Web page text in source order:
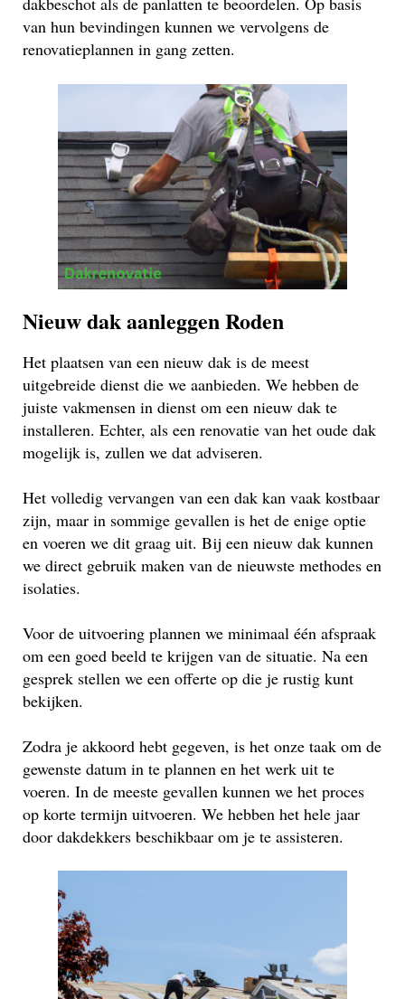
van hun bevindingen kunnen we vervolgens de
renovatieplannen in gang zetten.
Nieuw dak aanleggen Roden
Het plaatsen van een nieuw dak is de meest
uitgebreide dienst die we aanbieden. We hebben de
juiste vakmensen in dienst om een nieuw dak te
installeren. Echter, als een renovatie van het oude dak
mogelijk is, zullen we dat adviseren.
Het volledig vervangen van een dak kan vaak kostbaar
zijn, maar in sommige gevallen is het de enige optie
en voeren we dit graag uit. Bij een nieuw dak kunnen
we direct gebruik maken van de nieuwste methodes en
isolaties.
Voor de uitvoering plannen we minimaal één afspraak
om een goed beeld te krijgen van de situatie. Na een
gesprek stellen we een offerte op die je rustig kunt
bekijken.
Zodra je akkoord hebt gegeven, is het onze taak om de
gewenste datum in te plannen en het werk uit te
voeren. In de meeste gevallen kunnen we het proces
op korte termijn uitvoeren. We hebben het hele jaar
door dakdekkers beschikbaar om je te assisteren.